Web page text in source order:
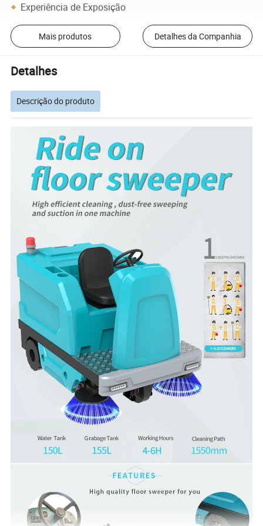
Experiência de Exposição
Mais produtos Detalhes da Companhia
Detalhes
Descrição do produto